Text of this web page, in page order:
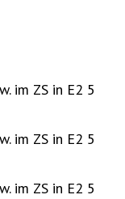
im ZS in E2 5
im ZS in E2 5
im ZS in E2 5